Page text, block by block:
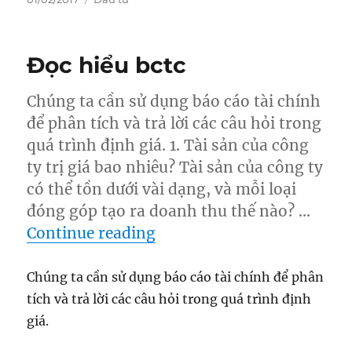
Đọc hiểu bctc
Chúng ta cần sử dụng báo cáo tài chính
để phân tích và trả lời các câu hỏi trong
quá trình định giá. 1. Tài sản của công
ty trị giá bao nhiêu? Tài sản của công ty
có thể tồn dưới vài dạng, và mỗi loại
đóng góp tạo ra doanh thu thế nào? …
Continue reading“Đọc hiểu bctc”
Chúng ta cần sử dụng báo cáo tài chính để phân
tích và trả lời các câu hỏi trong quá trình định
giá.